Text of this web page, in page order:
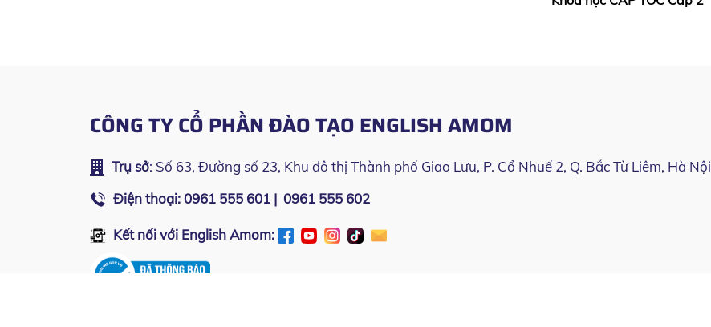
CÔNG TY CỔ PHẦN ĐÀO TẠO ENGLISH AMOM
Trụ sở: Số 63, Đường số 23, Khu đô thị Thành phố Giao Lưu, P. Cổ Nhuế 2, Q. Bắc Từ Liêm, Hà Nội
Điện thoại:0961 555 601 | 0961 555 602
Kết nối với English Amom: